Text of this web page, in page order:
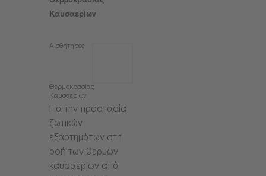
Καυσαερίων
Αισθητήρες
Θερμοκρασίας
Καυσαερίων
Για την προστασία
ζωτικών
εξαρτημάτων στη
ροή των θερμών
καυσαερίων από